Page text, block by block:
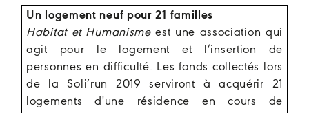
Un logement neuf pour 21 familles
Habitat et Humanismeest une association qui
agit pour le logement et l’insertion de
personnes en difficulté. Les fonds collectés lors
de la Soli’run 2019 serviront à acquérir 21
logements d'une résidence en cours de